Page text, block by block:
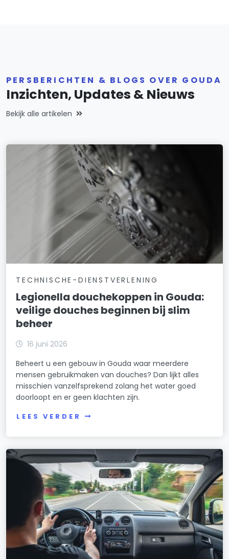
PERSBERICHTEN & BLOGS OVER GOUDA
Inzichten, Updates & Nieuws
Bekijk alle artikelen
TECHNISCHE-DIENSTVERLENING
Legionella douchekoppen in Gouda:
veilige douches beginnen bij slim
beheer
16 juni 2026
Beheert u een gebouw in Gouda waar meerdere
mensen gebruikmaken van douches? Dan lijkt alles
misschien vanzelfsprekend zolang het water goed
doorloopt en er geen klachten zijn.
LEES VERDER